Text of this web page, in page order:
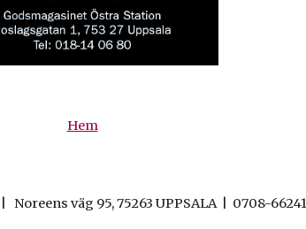
Hem
Noreens väg 95, 75263 UPPSALA | 0708-